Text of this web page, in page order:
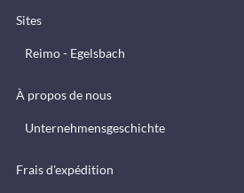
Sites
Reimo - Egelsbach
À propos de nous
Unternehmensgeschichte
Frais d'expédition